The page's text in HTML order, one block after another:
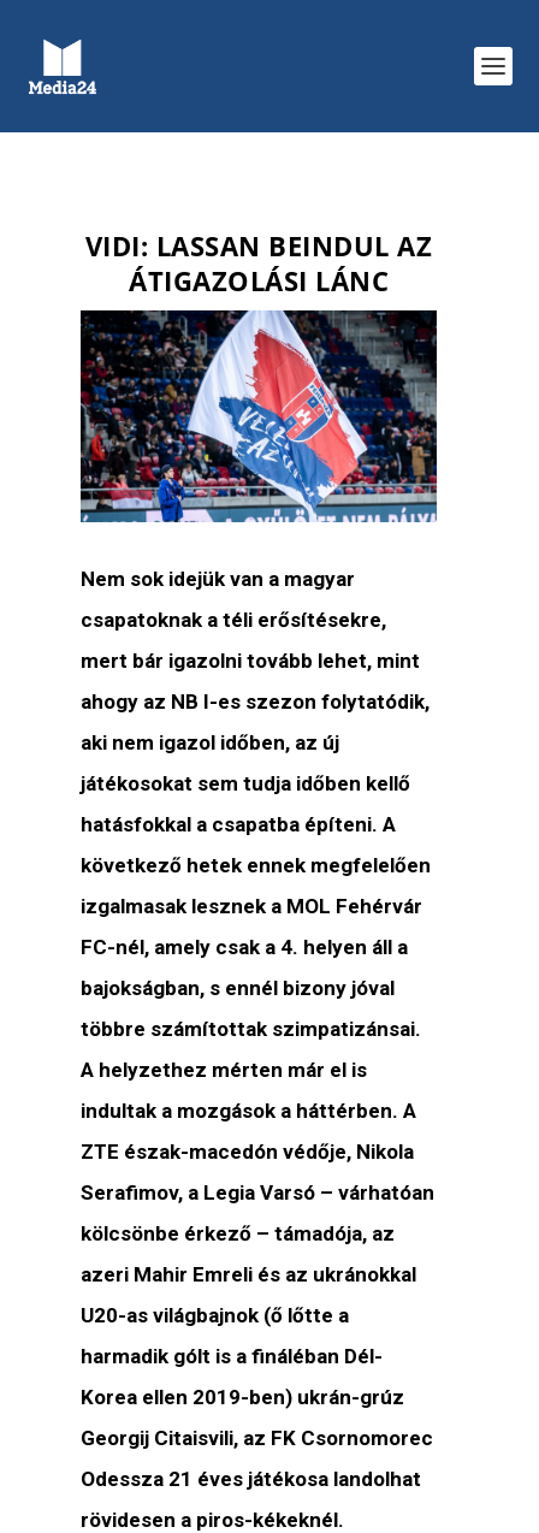
VIDI: LASSAN BEINDUL AZ
ÁTIGAZOLÁSI LÁNC
Nem sok idejük van a magyar
csapatoknak a téli erősítésekre,
mert bár igazolni tovább lehet, mint
ahogy az NB I-es szezon folytatódik,
aki nem igazol időben, az új
játékosokat sem tudja időben kellő
hatásfokkal a csapatba építeni. A
következő hetek ennek megfelelően
izgalmasak lesznek a MOL Fehérvár
FC-nél, amely csak a 4. helyen áll a
bajokságban, s ennél bizony jóval
többre számítottak szimpatizánsai.
A helyzethez mérten már el is
indultak a mozgások a háttérben. A
ZTE észak-macedón védője, Nikola
Serafimov, a Legia Varsó – várhatóan
kölcsönbe érkező – támadója, az
azeri Mahir Emreli és az ukránokkal
U20-as világbajnok (ő lőtte a
harmadik gólt is a fináléban Dél-
Korea ellen 2019-ben) ukrán-grúz
Geor­gij Citaisvili, az FK Csornomorec
Odessza 21 éves játékosa landolhat
rövidesen a piros-kékeknél.